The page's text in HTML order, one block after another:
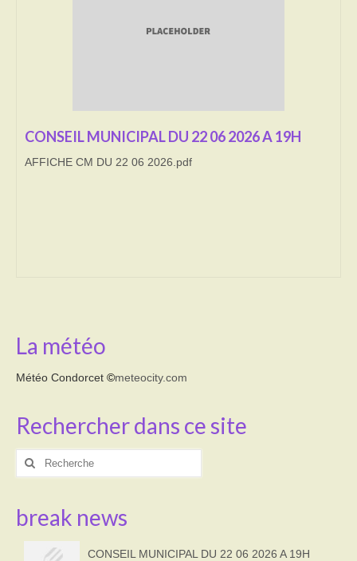
Correspondants de presse
LE BRULAGE DES VEGETAUX
CONSEIL MUNICIPAL DU 22 06 2026 A 19H
AFFICHE CM DU 22 06 2026.pdf
La météo
Météo Condorcet ©meteocity.com
Rechercher dans ce site
Rechercher
break news
CONSEIL MUNICIPAL DU 22 06 2026 A 19H